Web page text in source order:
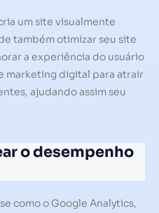
um site visualmente
também otimizar seu site
a experiência do usuário
marketing digital para atrair
ajudando assim seu
o desempenho
como o Google Analytics,